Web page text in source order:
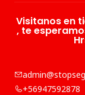
Visitanos en
, te
+56947592878